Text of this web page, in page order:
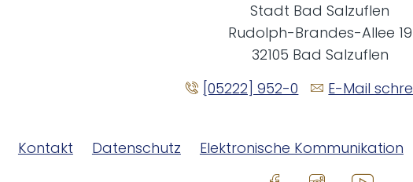
Stadt Bad Salzuflen
Rudolph-Brandes-Allee 19
32105 Bad Salzuflen
[05222] 952-0
E-Mail
Kontakt Datenschutz Elektronische Kommunikation